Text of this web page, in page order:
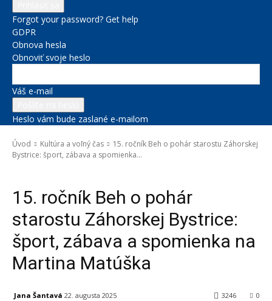
Forgot your password? Get help
GDPR
Obnova hesla
Obnoviť svoje heslo
Váš e-mail
Heslo vám bude zaslané e-mailom
Úvod Kultúra a voľný čas
15. ročník Beh o pohár starostu Záhorskej
Bystrice: šport, zábava a spomienka...
15. ročník Beh o pohár
starostu Záhorskej Bystrice:
šport, zábava a spomienka na
Martina Matúška
Jana Šantavá 22. augusta 2025 0
3246